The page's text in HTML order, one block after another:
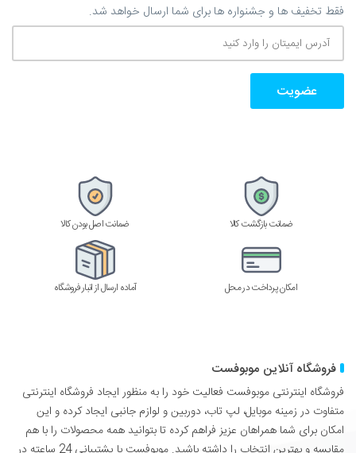
فقط تخفیف ها و جشنواره ها برای شما ارسال خواهد شد.
آدرس
ایمیتان
را
ضمانت بازگشت کالا ضمانت اصل بودن کالا
امکان پرداخت در محل آماده ارسال از انبار فروشگاه
فروشگاه آنلاین موبوفست
فروشگاه اینترنتی موبوفست فعالیت خود را به منظور ایجاد فروشگاه اینترنتی
متفاوت در زمینه موبایل، لپ تاب، دوربین و لوازم جانبی ایجاد کرده و این
امکان برای شما همراهان عزیز فراهم کرده تا بتوانید همه محصولات را با هم